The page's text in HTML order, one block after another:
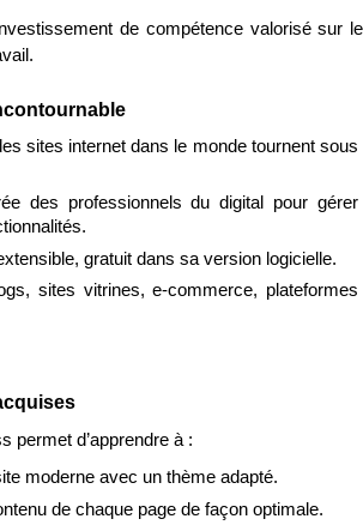
de compétence valorisé sur le
sites internet dans le monde tournent sous
des professionnels du digital pour gérer
gratuit dans sa version logicielle.
sites vitrines, e-commerce, plateformes
permet d’apprendre à :
moderne avec un thème adapté.
de chaque page de façon optimale.